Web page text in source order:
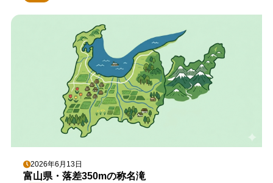
2026年6月13日
富山県・落差350mの称名滝